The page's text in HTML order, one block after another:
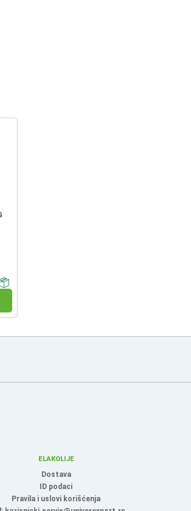
ELAKOLIJE
Dostava
ID podaci
Pravila i uslovi korišćenja